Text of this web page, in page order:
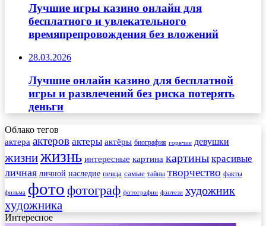
Лучшие игры казино онлайн для
бесплатного и увлекательного
времяпрепровождения без вложений
28.03.2026
Лучшие онлайн казино для бесплатной
игры и развлечений без риска потерять
деньги
Облако тегов
актера актеров актеры актёры биография горячие девушки
жизнижизнь интересные картина картины красивые
личная личной наследие певца самые тайны творчество факты
фильма фото фотограф фотографии фэнтези художник
художника
Интересное